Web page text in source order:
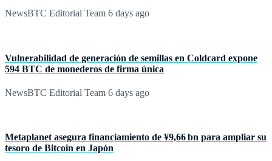
NewsBTC Editorial Team 6 days ago
Vulnerabilidad de generación de semillas en Coldcard expone
594 BTC de monederos de firma única
NewsBTC Editorial Team 6 days ago
Metaplanet asegura financiamiento de ¥9,66 bn para ampliar su
tesoro de Bitcoin en Japón